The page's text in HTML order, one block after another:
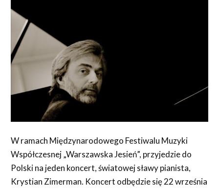
W ramach Międzynarodowego Festiwalu Muzyki
Współczesnej „Warszawska Jesień”, przyjedzie do
Polski na jeden koncert, światowej sławy pianista,
Krystian Zimerman. Koncert odbędzie się 22 września